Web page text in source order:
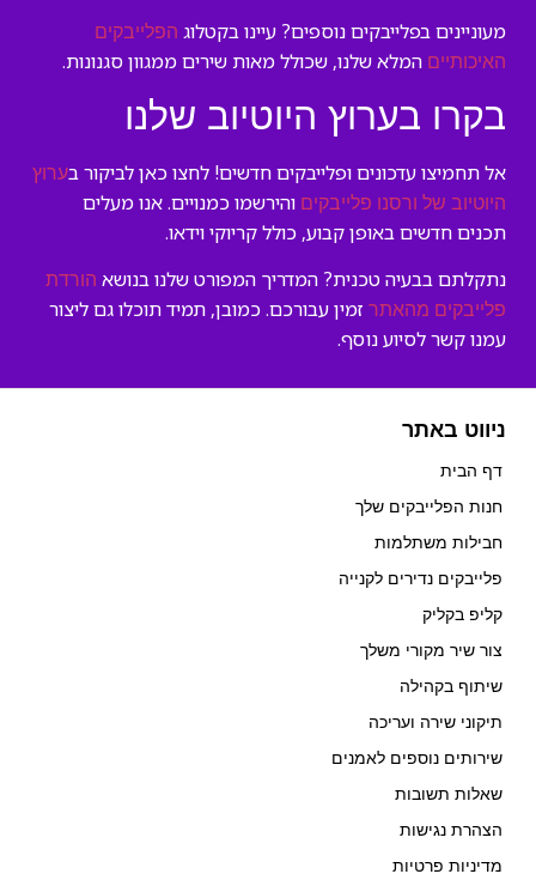
מעוניינים בפלייבקים נוספים? עיינו בקטלוג הפלייבקים
האיכותיים המלא שלנו, שכולל מאות שירים ממגוון סגנונות.
בקרו בערוץ היוטיוב שלנו
אל תחמיצו עדכונים ופלייבקים חדשים! לחצו כאן לביקור בערוץ
היוטיוב של ורסנו פלייבקים והירשמו כמנויים. אנו מעלים
תכנים חדשים באופן קבוע, כולל קריוקי וידאו.
נתקלתם בבעיה טכנית? המדריך המפורט שלנו בנושא הורדת
פלייבקים מהאתר זמין עבורכם. כמובן, תמיד תוכלו גם ליצור
עמנו קשר לסיוע נוסף.
ניווט באתר
דף הבית
חנות הפלייבקים שלך
חבילות משתלמות
פלייבקים נדירים לקנייה
קליפ בקליק
צור שיר מקורי משלך
שיתוף בקהילה
תיקוני שירה ועריכה
שירותים נוספים לאמנים
שאלות תשובות
הצהרת נגישות
מדיניות פרטיות